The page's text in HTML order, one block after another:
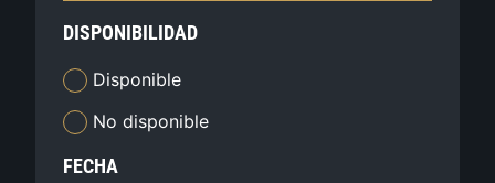
DISPONIBILIDAD
Disponible
No disponible
FECHA